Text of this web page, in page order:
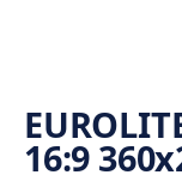
16:9